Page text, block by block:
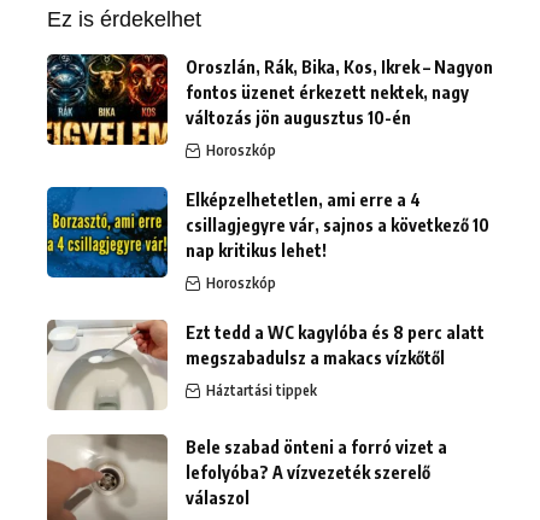
Ez is érdekelhet
Oroszlán, Rák, Bika, Kos, Ikrek – Nagyon
fontos üzenet érkezett nektek, nagy
változás jön augusztus 10-én
Horoszkóp
Elképzelhetetlen, ami erre a 4
csillagjegyre vár, sajnos a következő 10
nap kritikus lehet!
Horoszkóp
Ezt tedd a WC kagylóba és 8 perc alatt
megszabadulsz a makacs vízkőtől
Háztartási tippek
Bele szabad önteni a forró vizet a
lefolyóba? A vízvezeték szerelő
válaszol